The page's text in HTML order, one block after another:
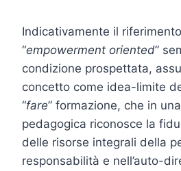
Indicativamente il
“empowerment oriented”
condizione prospettata,
concetto come idea-limite
“fare” formazione, che in
pedagogica riconosce la
delle risorse integrali della
responsabilità e nell’auto-